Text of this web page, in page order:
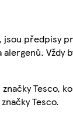
předpisy
Tesco,
Tesco.